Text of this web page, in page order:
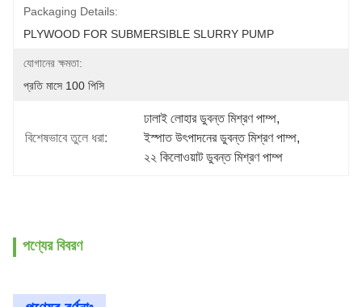
Packaging Details:
PLYWOOD FOR SUBMERSIBLE SLURRY PUMP
যোগানের ক্ষমতা:
প্রতি মাসে 100 পিসি
বিশেষভাবে তুলে ধরা:
ঢালাই লোহার ডুবন্ত মিশ্রণ পাম্প,
ইস্পাত উৎপাদনের ডুবন্ত মিশ্রণ পাম্প,
২২ কিলোওয়াট ডুবন্ত মিশ্রণ পাম্প
পণ্যের বিবরণ